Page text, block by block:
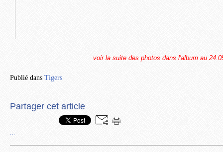
voir la suite des photos dans l'album au
Publié dans Tigers
Partager cet article